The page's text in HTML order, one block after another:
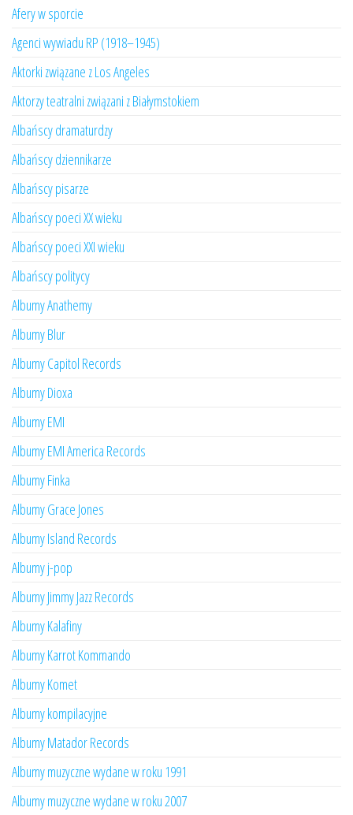
Afery w sporcie
Agenci wywiadu RP (1918–1945)
Aktorki związane z Los Angeles
Aktorzy teatralni związani z Białymstokiem
Albańscy dramaturdzy
Albańscy dziennikarze
Albańscy pisarze
Albańscy poeci XX wieku
Albańscy poeci XXI wieku
Albańscy politycy
Albumy Anathemy
Albumy Blur
Albumy Capitol Records
Albumy Dioxa
Albumy EMI
Albumy EMI America Records
Albumy Finka
Albumy Grace Jones
Albumy Island Records
Albumy j-pop
Albumy Jimmy Jazz Records
Albumy Kalafiny
Albumy Karrot Kommando
Albumy Komet
Albumy kompilacyjne
Albumy Matador Records
Albumy muzyczne wydane w roku 1991
Albumy muzyczne wydane w roku 2007